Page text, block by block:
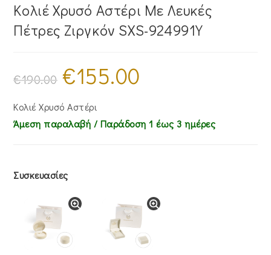
Κολιέ Χρυσό Αστέρι Με Λευκές
Πέτρες Ζιργκόν SXS-924991Y
€190.00
Original
price
was:
€155.00
Κολιέ Χρυσό Αστέρι
Άμεση παραλαβή / Παράδoση 1 έως 3 ημέρες
Συσκευασίες